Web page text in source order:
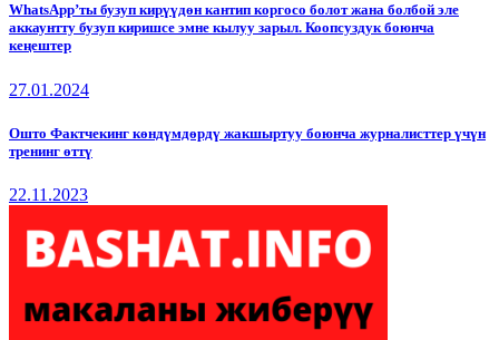
WhatsApp’ты бузуп кирүүдөн кантип коргосо болот жана болбой эле
аккаунтту бузуп киришсе эмне кылуу зарыл. Коопсуздук боюнча
кеңештер
27.01.2024
Ошто Фактчекинг көндүмдөрдү жакшыртуу боюнча журналисттер үчүн
тренинг өттү
22.11.2023